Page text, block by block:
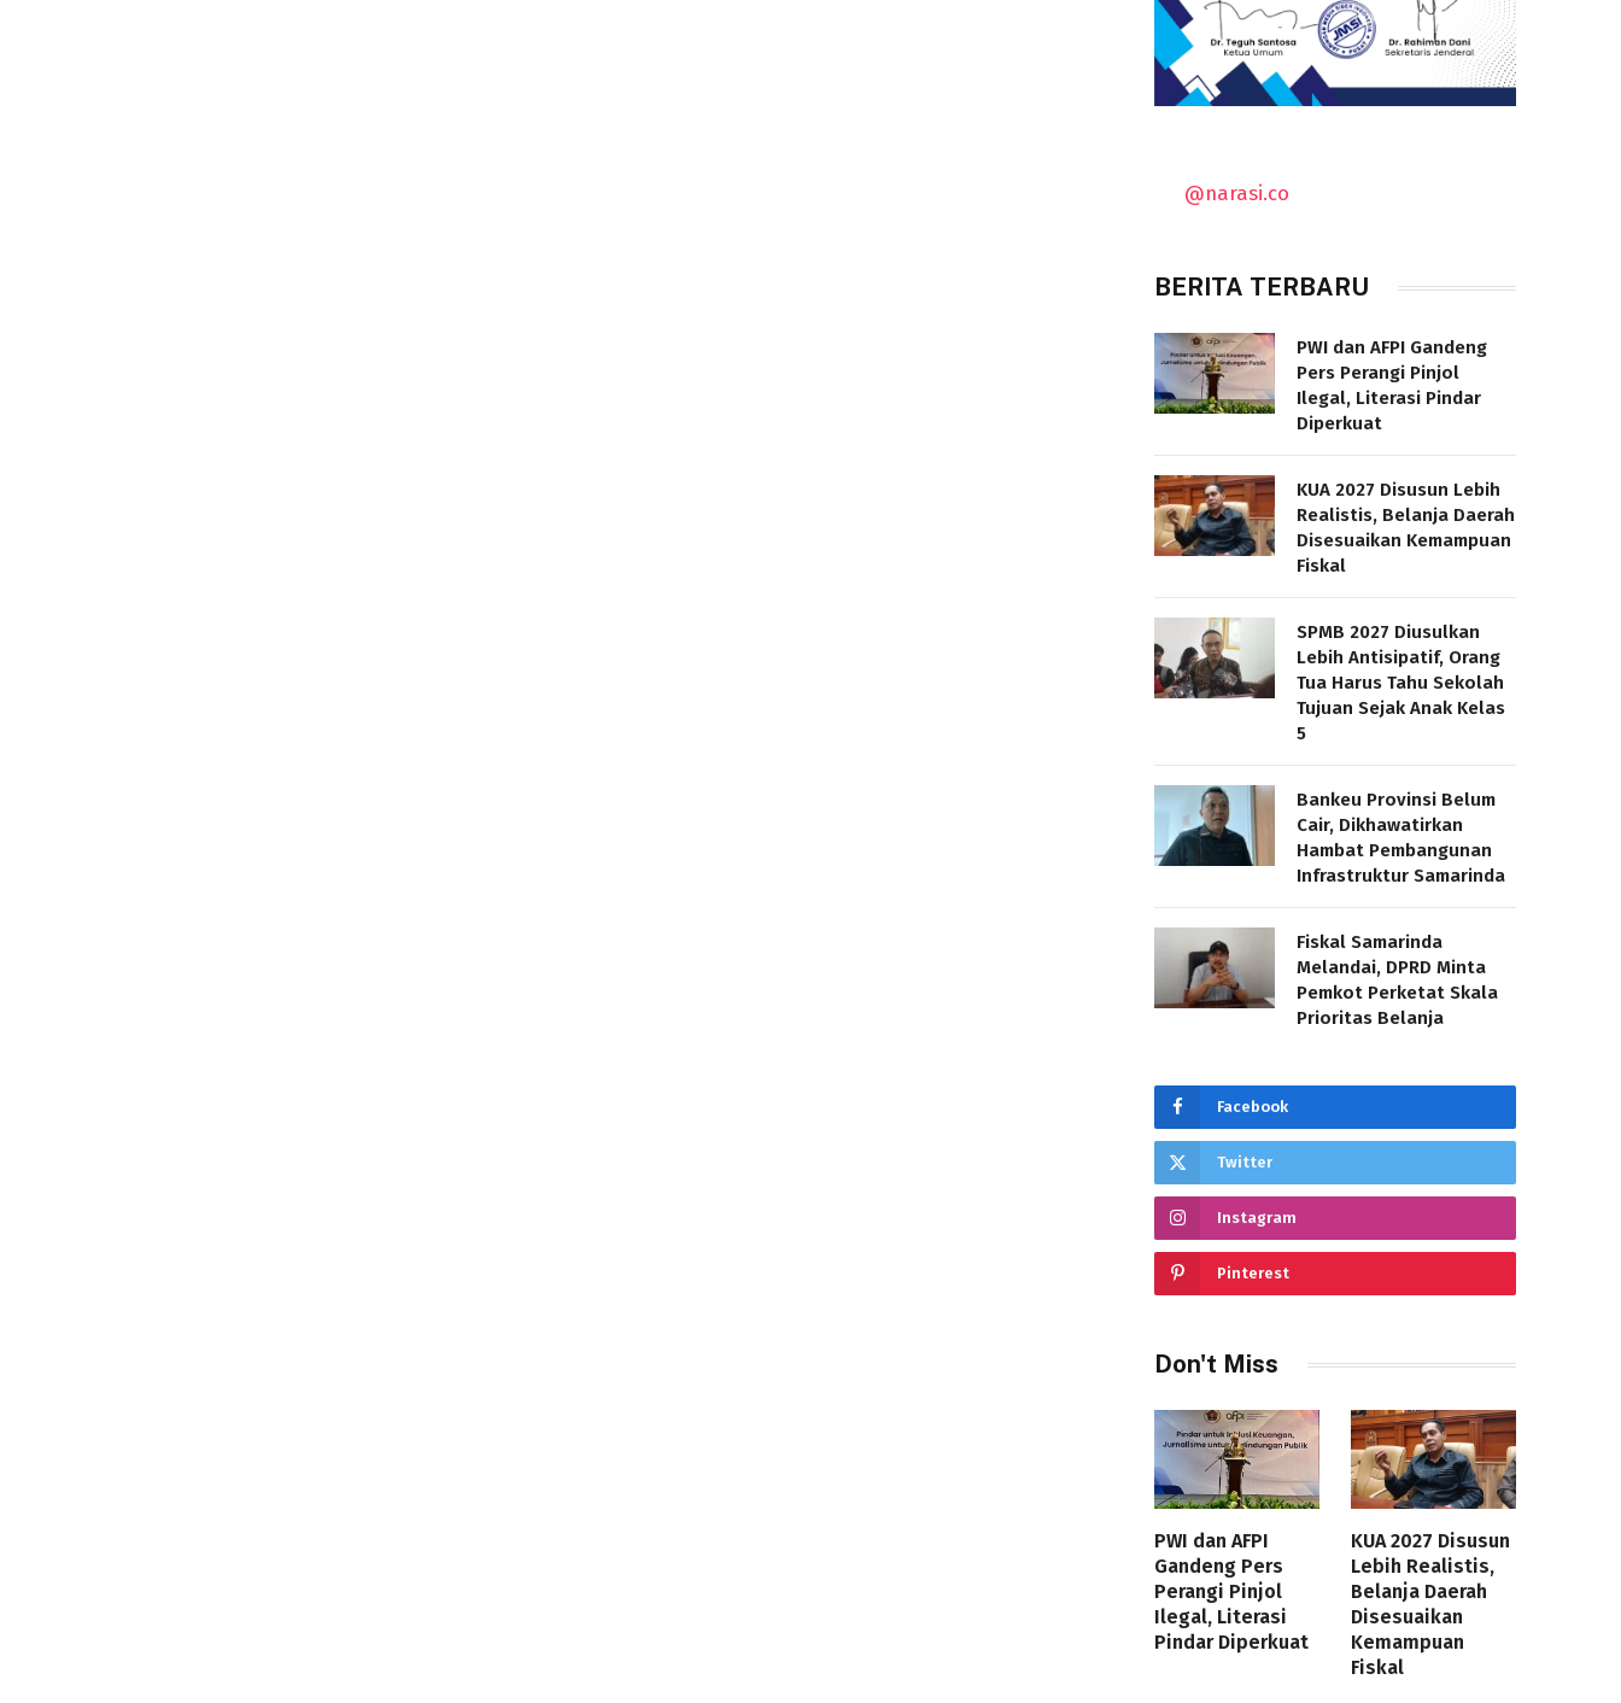
@narasi.co
BERITA TERBARU
PWI dan AFPI Gandeng
Pers Perangi Pinjol
Ilegal, Literasi Pindar
Diperkuat
KUA 2027 Disusun Lebih
Realistis, Belanja Daerah
Disesuaikan Kemampuan
Fiskal
SPMB 2027 Diusulkan
Lebih Antisipatif, Orang
Tua Harus Tahu Sekolah
Tujuan Sejak Anak Kelas
5
Bankeu Provinsi Belum
Cair, Dikhawatirkan
Hambat Pembangunan
Infrastruktur Samarinda
Fiskal Samarinda
Melandai, DPRD Minta
Pemkot Perketat Skala
Prioritas Belanja
Facebook
Twitter
Instagram
Pinterest
Don't Miss
PWI dan AFPI
Gandeng Pers
Perangi Pinjol
Ilegal, Literasi
Pindar Diperkuat
KUA 2027 Disusun
Lebih Realistis,
Belanja Daerah
Disesuaikan
Kemampuan
Fiskal